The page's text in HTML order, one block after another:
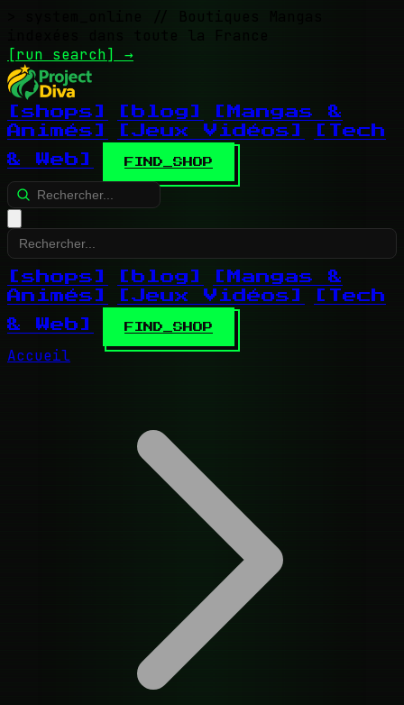
// Boutiques Mangas
indexées dans toute la France
[run search] →
[shops] [blog]
[Mangas &
Animés]
[Jeux Vidéos]
[Tech
& Web]
FIND_SHOP
[shops] [blog]
[Mangas &
Animés]
[Jeux Vidéos]
[Tech
& Web]
FIND_SHOP
Accueil